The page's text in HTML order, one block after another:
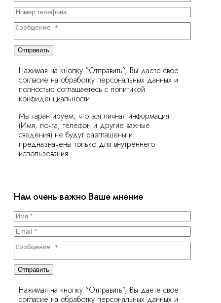
Отправить
Нажимая на кнопку “Отправить”, Вы даете свое
согласие на обработку персональных данных и
полностью соглашаетесь с политикой
конфиденциальности
Мы гарантируем, что вся личная информация
(Имя, почта, телефон и другие важные
сведения) не будут разглашены и
предназначены только для внутреннего
использования
Нам очень важно Ваше мнение
Отправить
Нажимая на кнопку “Отправить”, Вы даете свое
согласие на обработку персональных данных и